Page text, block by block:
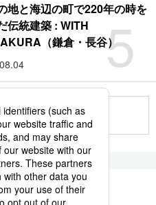
5
地と海辺の町で220年の時を
伝統建築 : WITH
（鎌倉・長谷）
る